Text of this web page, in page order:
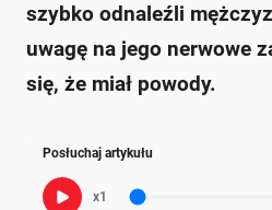
szybko odnaleźli
uwagę na jego nerwowe
się, że miał powody.
Posłuchaj artykułu
x1